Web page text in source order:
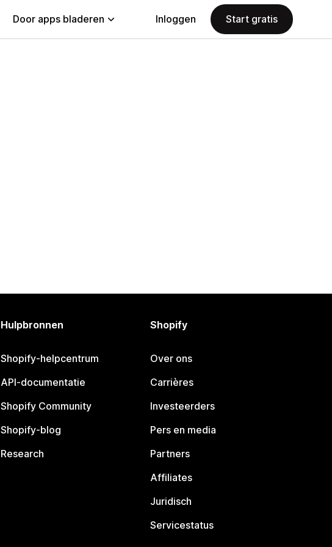
Door apps bladeren Inloggen Start gratis
Hulpbronnen
Shopify-helpcentrum
API-documentatie
Shopify Community
Shopify-blog
Research
Shopify
Over ons
Carrières
Investeerders
Pers en media
Partners
Affiliates
Juridisch
Servicestatus